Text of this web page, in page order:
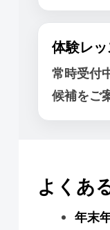
体験レ
常時受付
候補をご
よくあ
年末